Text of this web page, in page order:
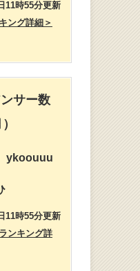
11時55分更新
ング詳細＞
サー数
ykoouuu
11時55分更新
ンキング詳